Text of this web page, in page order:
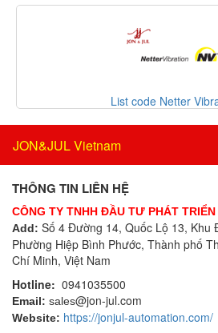
Deublin
DIXON VALVE
DRESSER UTILITY SOLUTIONS
Dungs
DURAG
Dwyer
Dynisco
E+H
EBMPAPST
ECONEX
Bộ giải mã
Bộ hiển thị
Bộ khởi động motor
Bộ khuếch đại
Bộ kiểm tra dầu
Bộ làm nóng sơ bộ dây
Bộ lò xo độc lập
Bộ lọc
List code Netter
JON&JUL Vietnam
THÔNG TIN LIÊN HỆ
CÔNG TY TNHH ĐẦU TƯ PHÁT
Add: Số 4 Đường 14, Quốc Lộ 13, Khu
Phường Hiệp Bình Phước, Thành phố
Chí Minh, Việt Nam
Hotline: 0941035500
Email: sales@jon-jul.com
Website: https://jonjul-automation.com/